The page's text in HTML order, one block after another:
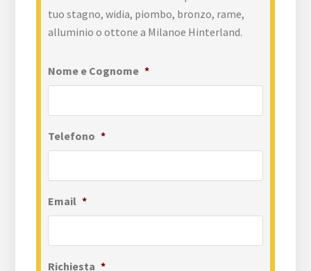
tuo stagno, widia, piombo, bronzo, rame,
alluminio o ottone a Milanoe Hinterland.
Nome e Cognome *
Telefono *
Email *
Richiesta *